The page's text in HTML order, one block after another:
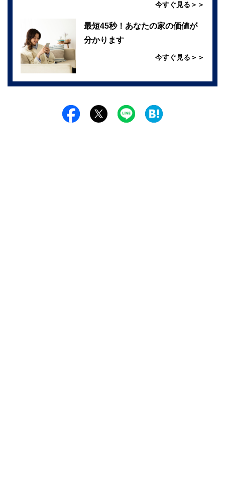
今すぐ見る＞＞
最短45秒！あなたの家の価値が
分かります
今すぐ見る＞＞